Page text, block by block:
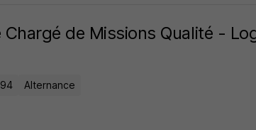
de Missions Qualité -
Alternance